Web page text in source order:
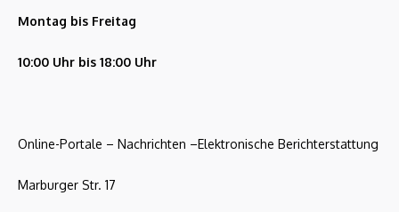
Montag bis Freitag
10:00 Uhr bis 18:00 Uhr
Online-Portale – Nachrichten –Elektronische Berichterstattung
Marburger Str. 17